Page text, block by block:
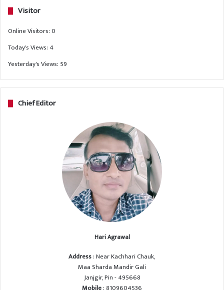
Visitor
Online Visitors:0
Today's Views:4
Yesterday's Views: 59
Chief Editor
Hari Agrawal
Address: Near Kachhari Chauk,
Maa Sharda Mandir Gali
Janjgir, Pin - 495668